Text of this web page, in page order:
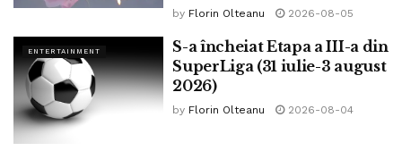
by Florin Olteanu 2026-08-05
ENTERTAINMENT
S-a încheiat Etapa a III-a din
SuperLiga (31 iulie-3 august
2026)
by Florin Olteanu 2026-08-04